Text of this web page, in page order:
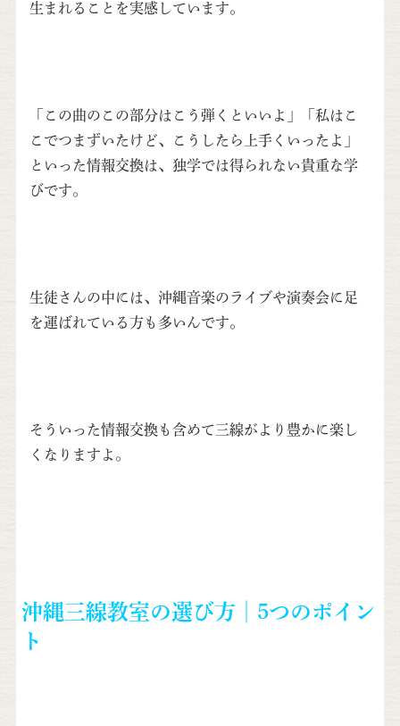
生まれることを実感しています。
「この曲のこの部分はこう弾くといいよ」「私はこ
こでつまずいたけど、こうしたら上手くいったよ」
といった情報交換は、独学では得られない貴重な学
びです。
生徒さんの中には、沖縄音楽のライブや演奏会に足
を運ばれている方も多いんです。
そういった情報交換も含めて三線がより豊かに楽し
くなりますよ。
沖縄三線教室の選び方│5つのポイン
ト